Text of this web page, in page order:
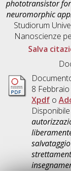
phototransistor
neuromorphic
Studiorum
Nanoscienze
Salva
8
Xpdfo